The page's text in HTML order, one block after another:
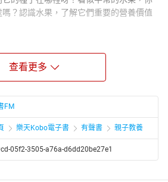
？認識水果，了解它們重要的營養價值
團隊(台灣人工智慧實驗室Taiwan AI
—AI女聲「AI雅婷」，她以自然的台灣口
出各式饒富趣味的知識百科內容，還能做
故事生成，展現出源自台灣的AI聲音力。
榮獲金鼎獎及好書大讀、最佳健康讀物、
幼兒的福田｣，堅持 ｢從小培養幼兒學習及
續經營及成長｣，並不斷朝食物教育、素養
查看更多
FM
樂天Kobo電子書 有聲書 親子教養
05f2-3505-a76a-d6dd20be27e1